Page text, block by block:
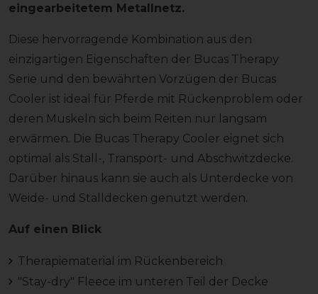
eingearbeitetem Metallnetz.
Diese hervorragende Kombination aus den
einzigartigen Eigenschaften der Bucas Therapy
Serie und den bewährten Vorzügen der Bucas
Cooler ist ideal für Pferde mit Rückenproblem oder
deren Muskeln sich beim Reiten nur langsam
erwärmen. Die Bucas Therapy Cooler eignet sich
optimal als Stall-, Transport- und Abschwitzdecke.
Darüber hinaus kann sie auch als Unterdecke von
Weide- und Stalldecken genutzt werden.
Auf einen Blick
Therapiematerial im Rückenbereich
"Stay-dry" Fleece im unteren Teil der Decke